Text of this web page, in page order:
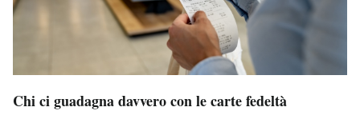
Chi ci guadagna davvero con le carte fedeltà